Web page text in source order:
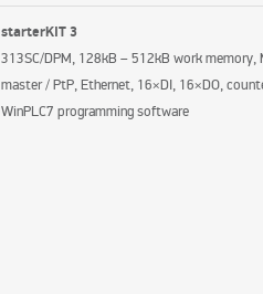
starterKIT 3
313SC/DPM, 128kB – 512kB work memory,
master / PtP, Ethernet, 16×DI, 16×DO,
WinPLC7 programming software